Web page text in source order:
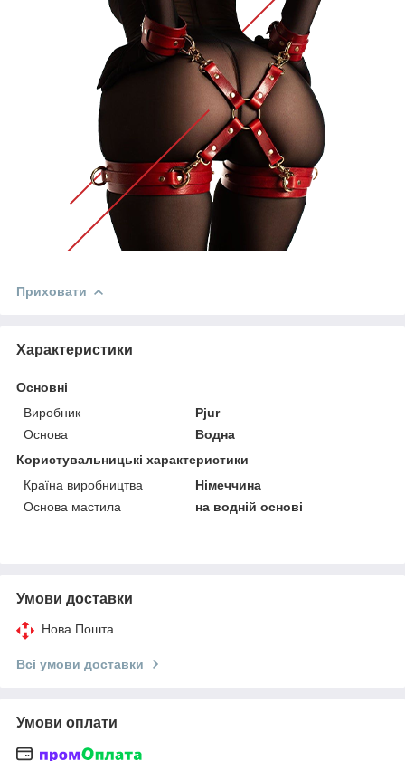
Приховати
Характеристики
Основні
Виробник
Pjur
Основа
Водна
Користувальницькі характеристики
Країна виробництва
Німеччина
Основа мастила
на водній основі
Умови доставки
Нова Пошта
Всі умови доставки
Умови оплати